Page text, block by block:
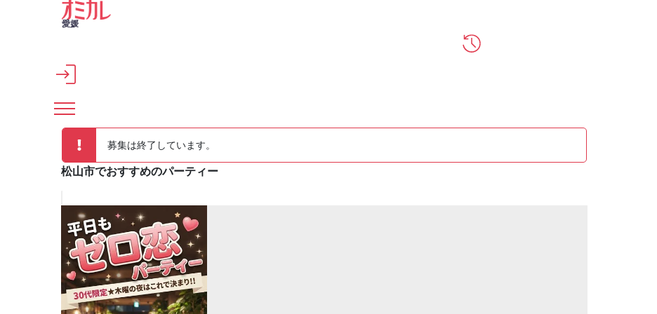
メインコンテンツへスキップ
愛媛
募集は終了しています。
松山市でおすすめのパーティー